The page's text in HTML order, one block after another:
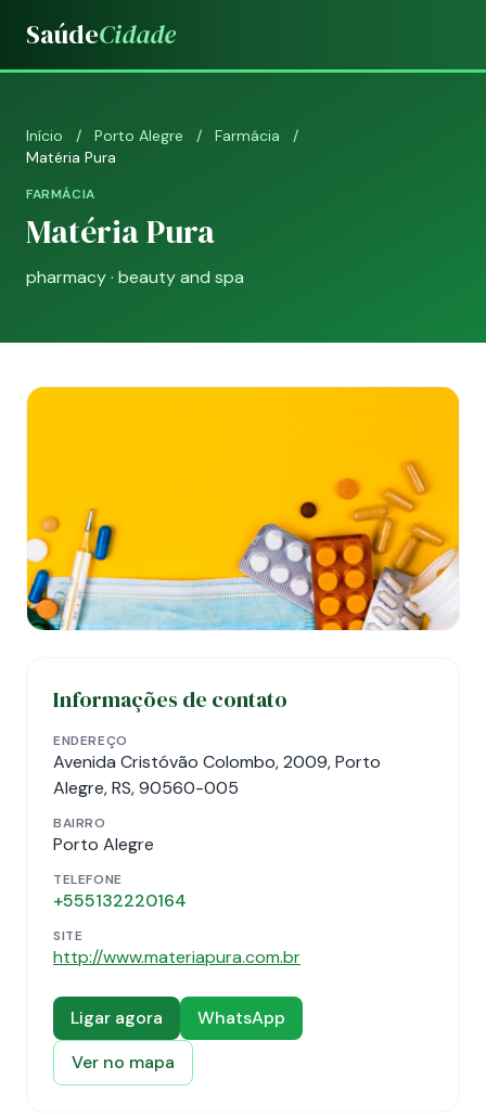
SaúdeCidade
Início / Porto Alegre / Farmácia
/
Matéria Pura
FARMÁCIA
Matéria Pura
pharmacy · beauty and spa
Informações de contato
ENDEREÇO
Avenida Cristóvão Colombo, 2009, Porto
Alegre, RS, 90560-005
BAIRRO
Porto Alegre
TELEFONE
+555132220164
SITE
http://www.materiapura.com.br
Ligar agora
WhatsApp
Ver no mapa